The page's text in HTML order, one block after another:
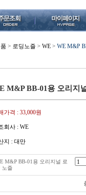
> 로딩노즐 > WE > WE M&P
M&P BB-01용 오리지
가격 : 33,000원
회사 : WE
지 : 대만
M&P BB-01용 오리지널 로
노즐